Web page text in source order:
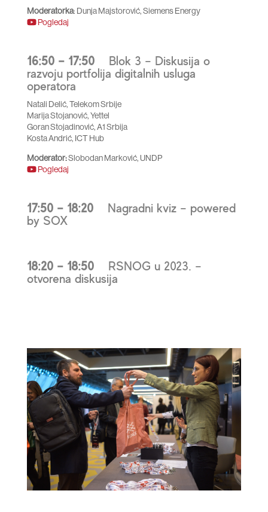
Moderatorka: Dunja Majstorović, Siemens Energy
Pogledaj
16:50 – 17:50Blok 3 – Diskusija o
razvoju portfolija digitalnih usluga
operatora
Natali Delić, Telekom Srbije
Marija Stojanović, Yettel
Goran Stojadinović, A1 Srbija
Kosta Andrić, ICT Hub
Moderator:Slobodan Marković, UNDP
Pogledaj
17:50 – 18:20Nagradni kviz – powered
by SOX
18:20 – 18:50RSNOG u 2023. –
otvorena diskusija